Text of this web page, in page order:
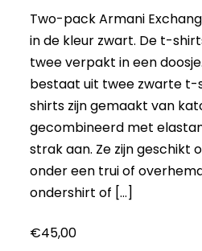
Two-pack Armani
in de kleur zwart. De t-
twee verpakt in een
bestaat uit twee zwarte t-
shirts zijn gemaakt van
gecombineerd met
strak aan. Ze zijn geschikt
onder een trui of
ondershirt of […]
€45,00